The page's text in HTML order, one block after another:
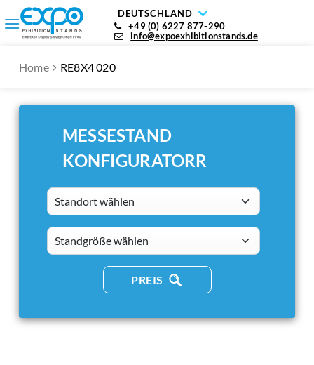
DEUTSCHLAND
+49 (0) 6227 877-290
info@expoexhibitionstands.de
Home RE8X4 020
MESSESTAND
KONFIGURATORR
Standort wählen
standsizes
PREIS